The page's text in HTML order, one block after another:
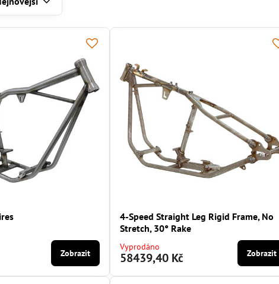
Zobrazit
4-Speed Straight Leg Rigid Frame, No
Stretch, 30° Rake
Vyprodáno
58439,40 Kč Zobrazit